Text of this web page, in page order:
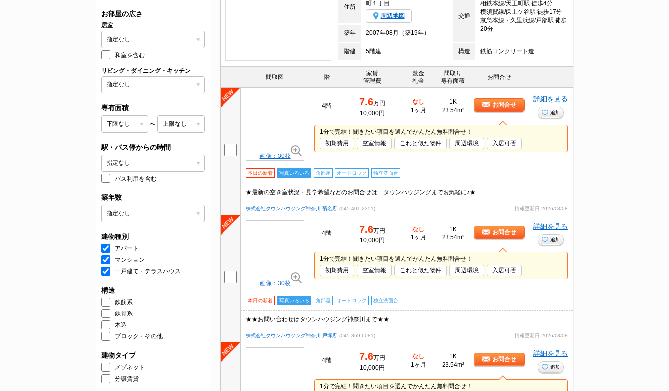
お部屋の広さ
居室
和室を含む
リビング・ダイニング・キッチン
専有面積
〜
駅・バス停からの時間
バス利用を含む
築年数
建物種別
アパート
マンション
一戸建て・テラスハウス
構造
鉄筋系
鉄骨系
木造
ブロック・その他
建物タイプ
メゾネット
分譲賃貸
住所
町１丁目
周辺地図 交通
相鉄本線/天王町駅 徒歩4分
横須賀線/保土ケ谷駅 徒歩17分
京急本線・久里浜線/戸部駅 徒歩
20分
築年 2007年08月（築19年）
階建 5階建 構造 鉄筋コンクリート造
間取図 階
家賃
管理費
敷金
礼金
間取り
専有面積
お問合せ
画像：30枚
4階 7.6万円
10,000円
なし
1ヶ月
1K
23.54m²
お問合せ
詳細を見る
追加
1分で完結！聞きたい項目を選んでかんたん無料問合せ！
初期費用
空室情報 これと似た物件 周辺環境 入居可否
本日の新着 写真いろいろ 角部屋 オートロック 独立洗面台
★最新の空き室状況・見学希望などのお問合せは タウンハウジングまでお気軽に♪★
株式会社タウンハウジング神奈川 菊名店 (045-401-2351) 情報更新日 2026/08/08
画像：30枚
4階 7.6万円
10,000円
なし
1ヶ月
1K
23.54m²
お問合せ
詳細を見る
追加
1分で完結！聞きたい項目を選んでかんたん無料問合せ！
初期費用
空室情報 これと似た物件 周辺環境 入居可否
本日の新着 写真いろいろ 角部屋 オートロック 独立洗面台
★★お問い合わせはタウンハウジング神奈川まで★★
株式会社タウンハウジング神奈川 戸塚店 (045-869-6081) 情報更新日 2026/08/08
4階 7.6万円
10,000円
なし
1ヶ月
1K
23.54m²
お問合せ
詳細を見る
追加
1分で完結！聞きたい項目を選んでかんたん無料問合せ！